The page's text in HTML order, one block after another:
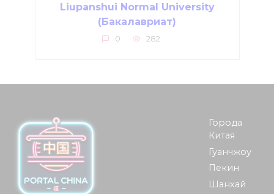
Liupanshui Normal University
(Бакалавриат)
0 282
Города
Китая
Гуанчжоу
Пекин
Шанхай